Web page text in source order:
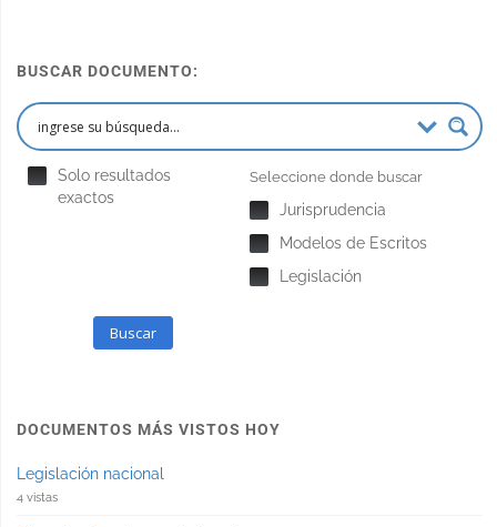
BUSCAR DOCUMENTO:
Solo resultados
exactos
Seleccione donde buscar
Jurisprudencia
Modelos de Escritos
Legislación
Buscar
DOCUMENTOS MÁS VISTOS HOY
Legislación nacional
4 vistas